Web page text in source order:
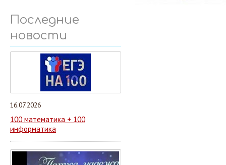
Последние
новости
16.07.2026
100 математика + 100
информатика